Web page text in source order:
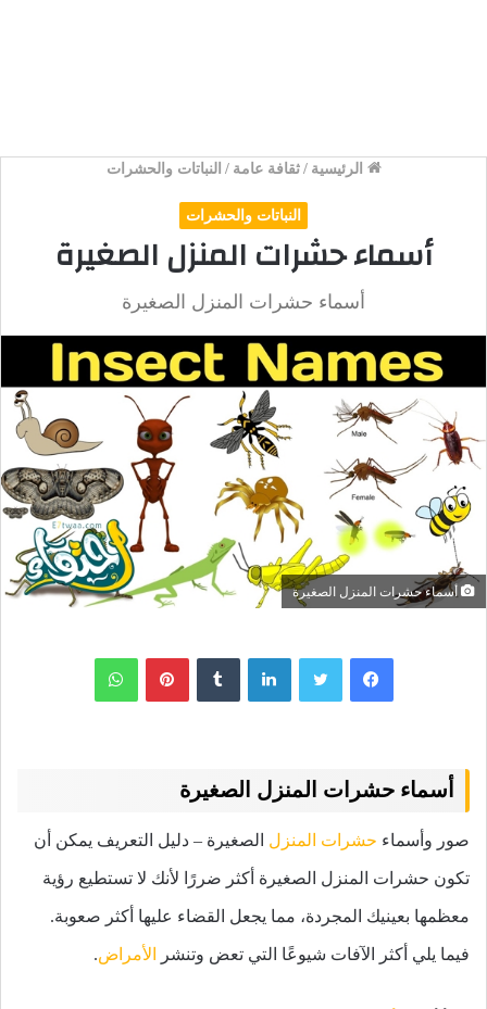
الرئيسية / ثقافة عامة / النباتات والحشرات
النباتات والحشرات
أسماء حشرات المنزل الصغيرة
أسماء حشرات المنزل الصغيرة
أسماء حشرات المنزل الصغيرة
لينكدإن ‏Tumblr بينتيريستواتساب
أسماء حشرات المنزل الصغيرة
صور وأسماء حشرات المنزل الصغيرة – دليل التعريف يمكن أن
تكون حشرات المنزل الصغيرة أكثر ضررًا لأنك لا تستطيع رؤية
معظمها بعينيك المجردة، مما يجعل القضاء عليها أكثر صعوبة.
فيما يلي أكثر الآفات شيوعًا التي تعض وتنشر الأمراض.